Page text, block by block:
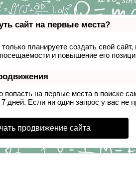
сайт на первые места?
планируете создать свой
и повышение его
попасть на первые места в поиске
дней. Если ни один запрос у вас не
продвижение сайта